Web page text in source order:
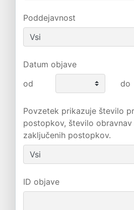
Poddejavnost
Datum objave
od
do
Povzetek prikazuje število
postopkov, število
zaključenih postopkov.
ID objave